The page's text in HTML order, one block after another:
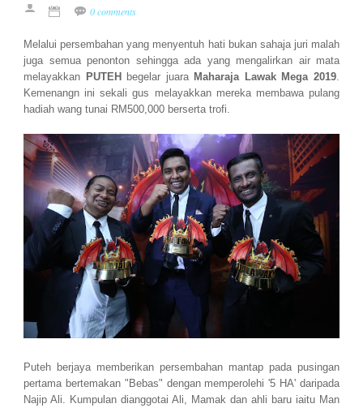
0 comments
Melalui persembahan yang menyentuh hati bukan sahaja juri malah
juga semua penonton sehingga ada yang mengalirkan air mata
melayakkan PUTEH begelar juara Maharaja Lawak Mega 2019.
Kemenangn ini sekali gus melayakkan mereka membawa pulang
hadiah wang tunai RM500,000 berserta trofi.
Puteh berjaya memberikan persembahan mantap pada pusingan
pertama bertemakan "Bebas" dengan memperolehi '5 HA' daripada
Najip Ali. Kumpulan dianggotai Ali, Mamak dan ahli baru iaitu Man